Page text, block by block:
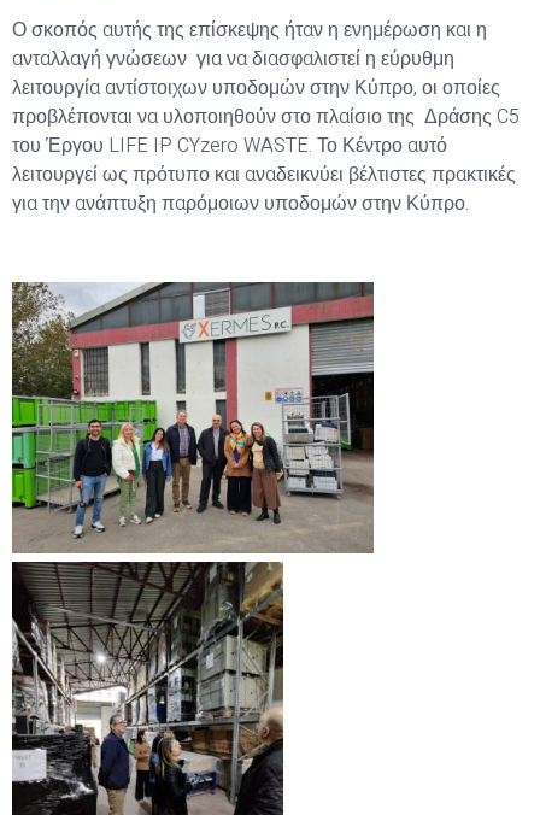
Ο σκοπός αυτής της επίσκεψης ήταν η ενημέρωση και η
ανταλλαγή γνώσεων για να διασφαλιστεί η εύρυθμη
λειτουργία αντίστοιχων υποδομών στην Κύπρο, οι οποίες
προβλέπονται να υλοποιηθούν στο πλαίσιο της Δράσης C5
του Έργου LIFE IP CYzero WASTE. Το Κέντρο αυτό
λειτουργεί ως πρότυπο και αναδεικνύει βέλτιστες πρακτικές
για την ανάπτυξη παρόμοιων υποδομών στην Κύπρο.